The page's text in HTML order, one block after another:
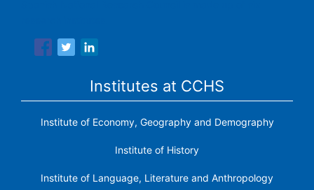
Institutes at CCHS
Institute of Economy, Geography and Demography
Institute of History
Institute of Language, Literature and Anthropology